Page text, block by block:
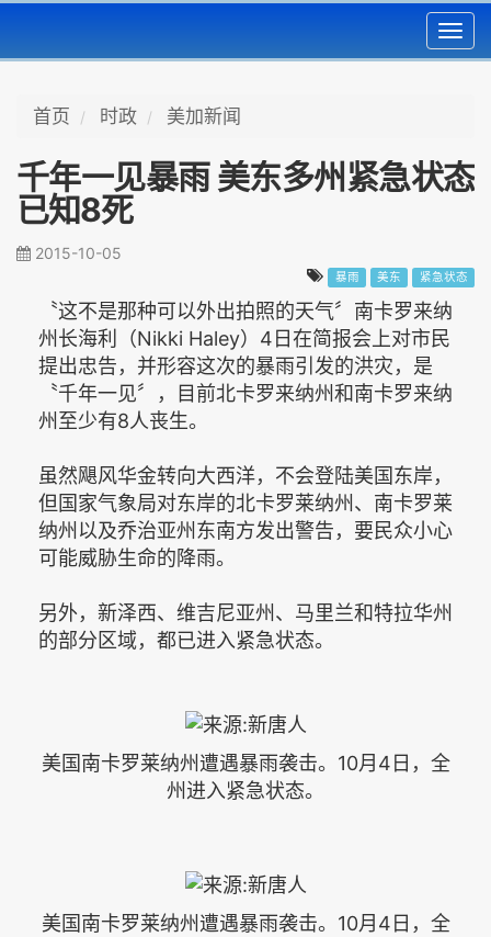
首页 时政 美加新闻
千年一见暴雨 美东多州紧急状态
已知8死
2015-10-05
暴雨 美东 紧急状态
〝这不是那种可以外出拍照的天气〞南卡罗来纳
州长海利（Nikki Haley）4日在简报会上对市民
提出忠告，并形容这次的暴雨引发的洪灾，是
〝千年一见〞，目前北卡罗来纳州和南卡罗来纳
州至少有8人丧生。
虽然飓风华金转向大西洋，不会登陆美国东岸，
但国家气象局对东岸的北卡罗莱纳州、南卡罗莱
纳州以及乔治亚州东南方发出警告，要民众小心
可能威胁生命的降雨。
另外，新泽西、维吉尼亚州、马里兰和特拉华州
的部分区域，都已进入紧急状态。
美国南卡罗莱纳州遭遇暴雨袭击。10月4日，全
州进入紧急状态。
美国南卡罗莱纳州遭遇暴雨袭击。10月4日，全